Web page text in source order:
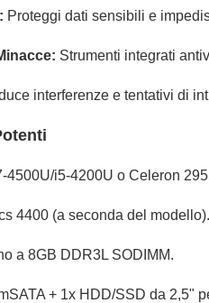
Proteggi dati sensibili e
Strumenti integrati
interferenze e tentativi di
4500U/i5-4200U o Celeron
4400 (a seconda del modello).
a 8GB DDR3L SODIMM.
+ 1x HDD/SSD da 2,5"